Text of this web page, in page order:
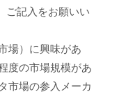
ご記入をお願いい
場）に興味があ
度の市場規模があ
市場の参入メーカ